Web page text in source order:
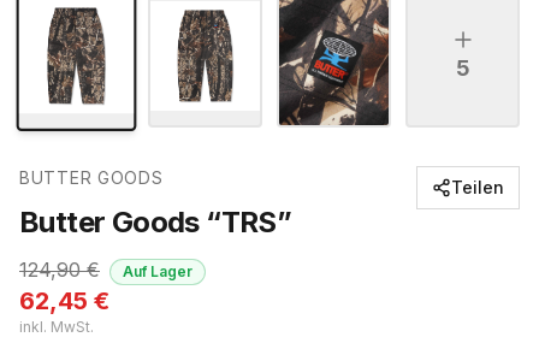
5
BUTTER GOODS
Butter Goods “TRS”
124,90€
62,45 €
inkl. MwSt.
Auf Lager
Teilen